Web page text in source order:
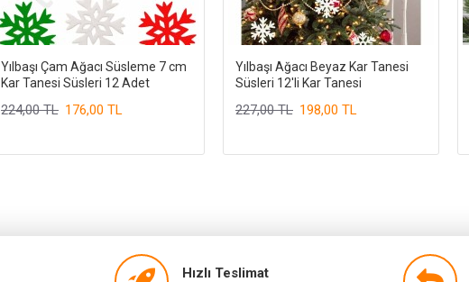
Yılbaşı Çam Ağacı Süsleme 7 cm
Kar Tanesi Süsleri 12 Adet
176,00 TL
224,00 TL
Yılbaşı Ağacı Beyaz Kar Tanesi
Süsleri 12'li Kar Tanesi
198,00 TL
227,00 TL
Hızlı Teslimat